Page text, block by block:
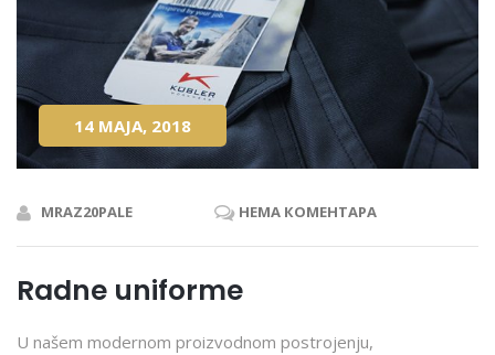
14 МАЈА, 2018
MRAZ20PALE НЕМА КОМЕНТАРА
Radne uniforme
U našem modernom proizvodnom postrojenju,